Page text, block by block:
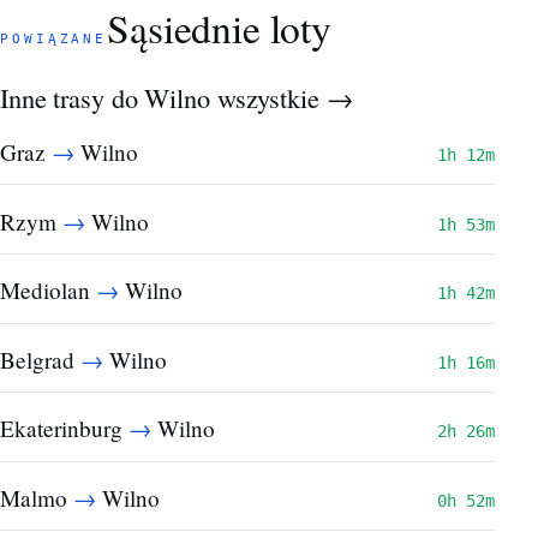
POWIĄZANE Sąsiednie loty
Inne trasy do Wilno wszystkie →
Graz → Wilno 1h 12m
Rzym → Wilno 1h 53m
Mediolan → Wilno 1h 42m
Belgrad → Wilno 1h 16m
Ekaterinburg → Wilno 2h 26m
Malmo → Wilno 0h 52m